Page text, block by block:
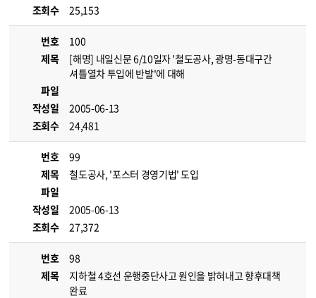
조회수
25,153
번호
100
제목
[해명] 내일신문 6/10일자 '철도공사, 광명-동대구간
셔틀열차 투입에 반발'에 대해
파일
작성일
2005-06-13
조회수
24,481
번호
99
제목
철도공사, '포스터 경영기법' 도입
파일
작성일
2005-06-13
조회수
27,372
번호
98
제목
지하철 4호선 운행중단사고 원인을 밝혀내고 향후대책
완료